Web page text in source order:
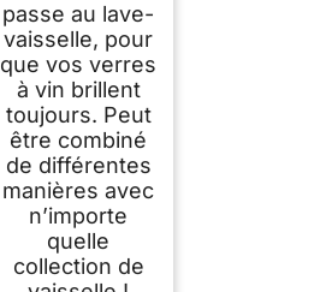
passe au lave-
vaisselle, pour
que vos verres
à vin brillent
toujours. Peut
être combiné
de différentes
manières avec
n’importe
quelle
collection de